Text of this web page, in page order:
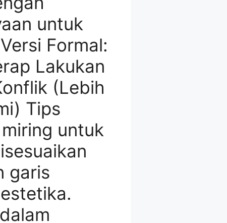
untuk
Formal:
Lakukan
(Lebih
Tips
untuk
garis